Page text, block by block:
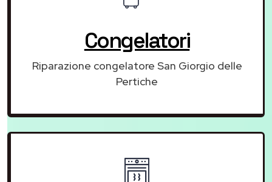
Congelatori
Riparazione congelatore San Giorgio delle
Pertiche